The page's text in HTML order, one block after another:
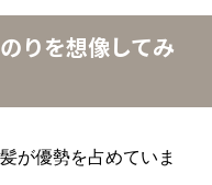
りを想像してみ
が優勢を占めていま